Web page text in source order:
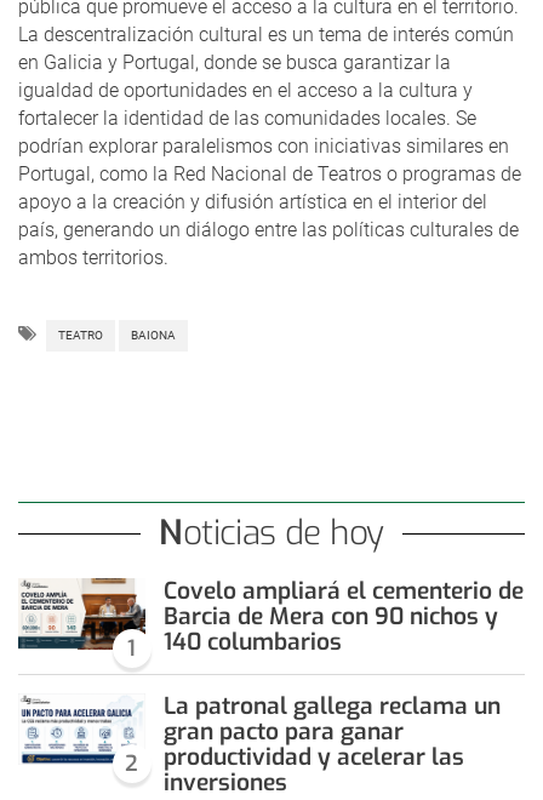
pública que promueve el acceso a la cultura en el territorio.
La descentralización cultural es un tema de interés común
en Galicia y Portugal, donde se busca garantizar la
igualdad de oportunidades en el acceso a la cultura y
fortalecer la identidad de las comunidades locales. Se
podrían explorar paralelismos con iniciativas similares en
Portugal, como la Red Nacional de Teatros o programas de
apoyo a la creación y difusión artística en el interior del
país, generando un diálogo entre las políticas culturales de
ambos territorios.
TEATRO BAIONA
Noticias de hoy
1
Covelo ampliará el cementerio de
Barcia de Mera con 90 nichos y
140 columbarios
2
La patronal gallega reclama un
gran pacto para ganar
productividad y acelerar las
inversiones